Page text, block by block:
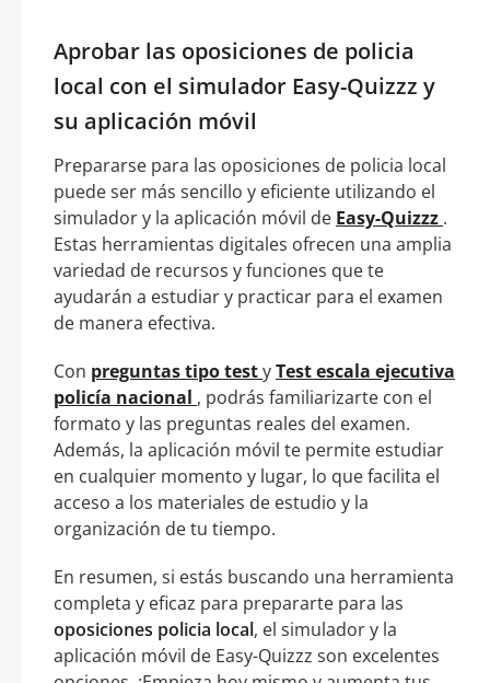
Aprobar las oposiciones de policia
local con el simulador Easy-Quizzz y
su aplicación móvil
Prepararse para las oposiciones de policia local
puede ser más sencillo y eficiente utilizando el
simulador y la aplicación móvil de Easy-Quizzz .
Estas herramientas digitales ofrecen una amplia
variedad de recursos y funciones que te
ayudarán a estudiar y practicar para el examen
de manera efectiva.
Con preguntas tipo testyTest escala ejecutiva
policía nacional , podrás familiarizarte con el
formato y las preguntas reales del examen.
Además, la aplicación móvil te permite estudiar
en cualquier momento y lugar, lo que facilita el
acceso a los materiales de estudio y la
organización de tu tiempo.
En resumen, si estás buscando una herramienta
completa y eficaz para prepararte para las
oposiciones policia local, el simulador y la
aplicación móvil de Easy-Quizzz son excelentes